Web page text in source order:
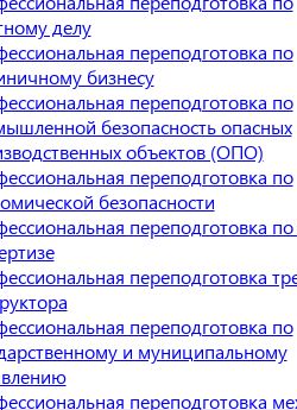
делу
переподготовка по
бизнесу
переподготовка по
безопасность опасных
объектов (ОПО)
переподготовка по
безопасности
переподготовка
переподготовка
переподготовка по
и муниципальному
переподготовка